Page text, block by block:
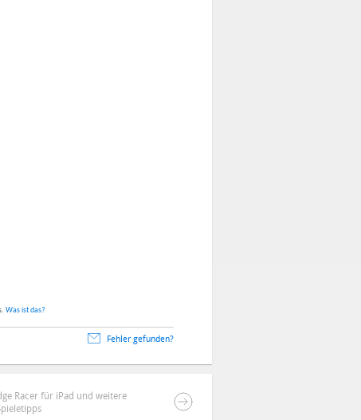
Was ist das?
Fehler gefunden?
Racer für iPad und weitere